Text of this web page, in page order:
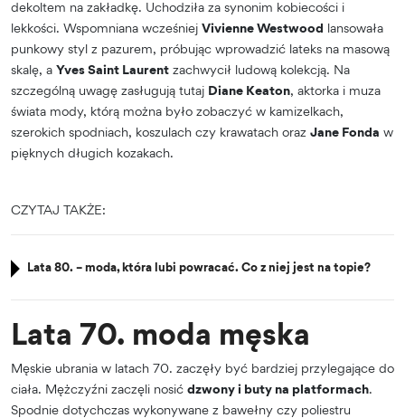
dekoltem na zakładkę. Uchodziła za synonim kobiecości i
lekkości. Wspomniana wcześniej Vivienne Westwood lansowała
punkowy styl z pazurem, próbując wprowadzić lateks na masową
skalę, a Yves Saint Laurent zachwycił ludową kolekcją. Na
szczególną uwagę zasługują tutaj Diane Keaton, aktorka i muza
świata mody, którą można było zobaczyć w kamizelkach,
szerokich spodniach, koszulach czy krawatach oraz Jane Fonda w
pięknych długich kozakach.
CZYTAJ TAKŻE:
Lata 80. – moda, która lubi powracać. Co z niej jest na topie?
Lata 70. moda męska
Męskie ubrania w latach 70. zaczęły być bardziej przylegające do
ciała. Mężczyźni zaczęli nosić dzwony i buty na platformach.
Spodnie dotychczas wykonywane z bawełny czy poliestru